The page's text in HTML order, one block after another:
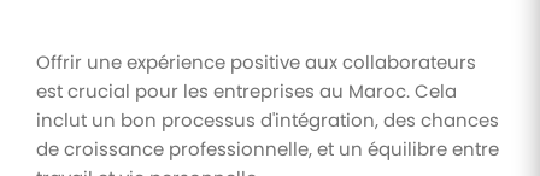
Offrir une expérience positive aux collaborateurs
est crucial pour les entreprises au Maroc. Cela
inclut un bon processus d'intégration, des chances
de croissance professionnelle, et un équilibre entre